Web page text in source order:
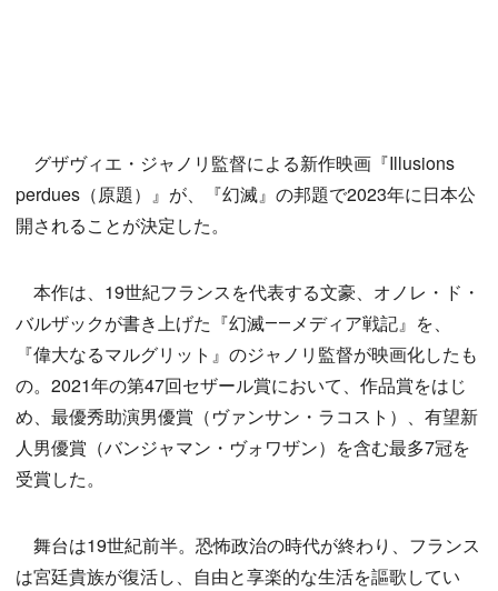
グザヴィエ・ジャノリ監督による新作映画『Illusions
perdues（原題）』が、『幻滅』の邦題で2023年に日本公
開されることが決定した。
本作は、19世紀フランスを代表する文豪、オノレ・ド・
バルザックが書き上げた『幻滅――メディア戦記』を、
『偉大なるマルグリット』のジャノリ監督が映画化したも
の。2021年の第47回セザール賞において、作品賞をはじ
め、最優秀助演男優賞（ヴァンサン・ラコスト）、有望新
人男優賞（バンジャマン・ヴォワザン）を含む最多7冠を
受賞した。
舞台は19世紀前半。恐怖政治の時代が終わり、フランス
は宮廷貴族が復活し、自由と享楽的な生活を謳歌してい